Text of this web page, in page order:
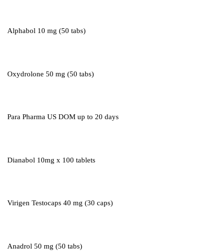
Alphabol 10 mg (50 tabs)
Oxydrolone 50 mg (50 tabs)
Para Pharma US DOM up to 20 days
Dianabol 10mg x 100 tablets
Virigen Testocaps 40 mg (30 caps)
Anadrol 50 mg (50 tabs)